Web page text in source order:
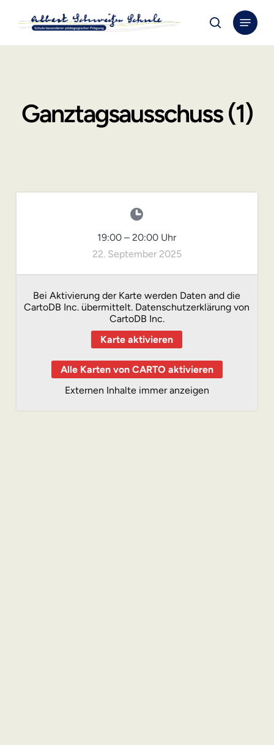
search
Menu
Ganztagsausschuss (1)
19:00 –20:00 Uhr
22. September 2025
Bei Aktivierung der Karte werden Daten and die
CartoDB Inc. übermittelt. Datenschutzerklärung von
CartoDB Inc.
Karte aktivieren
Alle Karten von CARTO aktivieren
Externen Inhalte immer anzeigen
Close